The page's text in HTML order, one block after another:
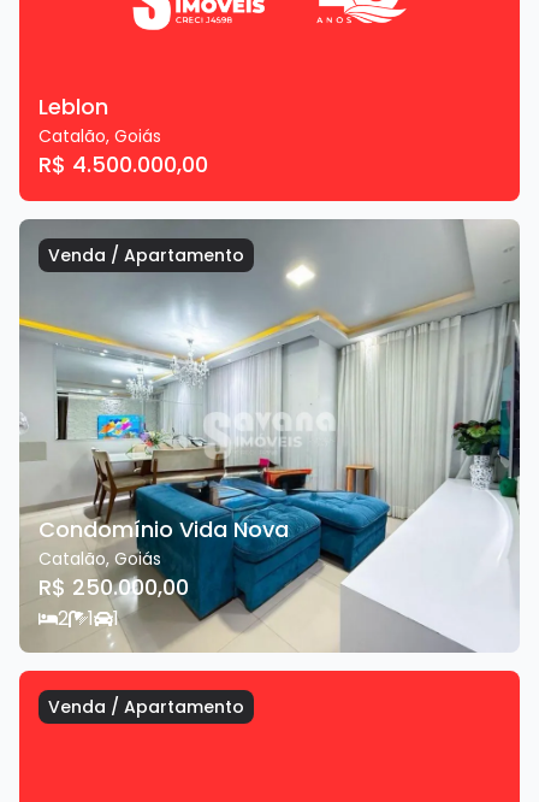
Leblon
Catalão, Goiás
R$ 4.500.000,00
Venda / Apartamento
Condomínio Vida Nova
Catalão, Goiás
R$ 250.000,00
2 1 1
Venda / Apartamento